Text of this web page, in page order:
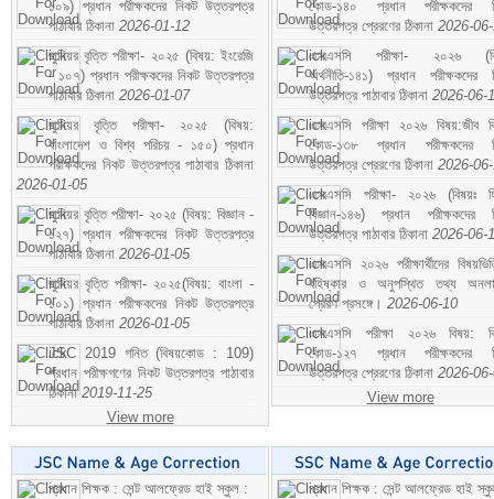
১০৯) প্রধান পরীক্ষকদের নিকট উত্তরপত্র
পাঠাবার ঠিকানা 2026-01-12
জুনিয়র বৃত্তি পরীক্ষা- ২০২৫ (বিষয়: ইংরেজি
- ১০৭) প্রধান পরীক্ষকদের নিকট উত্তরপত্র
পাঠাবার ঠিকানা 2026-01-07
জুনিয়র বৃত্তি পরীক্ষা- ২০২৫ (বিষয়:
বাংলাদেশ ও বিশ্ব পরিচয় - ১৫০) প্রধান
পরীক্ষকদের নিকট উত্তরপত্র পাঠাবার ঠিকানা
2026-01-05
জুনিয়র বৃত্তি পরীক্ষা- ২০২৫ (বিষয়: বিজ্ঞান -
১২৭) প্রধান পরীক্ষকদের নিকট উত্তরপত্র
পাঠাবার ঠিকানা 2026-01-05
জুনিয়র বৃত্তি পরীক্ষা- ২০২৫(বিষয়: বাংলা -
১০১) প্রধান পরীক্ষকদের নিকট উত্তরপত্র
পাঠাবার ঠিকানা 2026-01-05
JSC 2019 গনিত (বিষয়কোড : 109)
প্রধান পরীক্ষগণের নিকট উত্তরপত্র পাঠাবার
ঠিকানা2019-11-25
View more
কোড-১৪০ প্রধান পরীক্ষকদের
উত্তরপত্র প্রেরণের ঠিকানা 2026-
এসএসসি পরীক্ষা- ২০২৬
অর্থনীতি-১৪১) প্রধান পরীক্ষকদের
উত্তরপত্র পাঠাবার ঠিকানা 2026-06-
এসএসসি পরীক্ষা ২০২৬ বিষয়:জীব
কোড-১৩৮ প্রধান পরীক্ষকদের
উত্তরপত্র প্রেরণের ঠিকানা 2026-
এসএসসি পরীক্ষা- ২০২৬ (বিষয়ঃ
বিজ্ঞান-১৪৬) প্রধান পরীক্ষকদের
উত্তরপত্র পাঠাবার ঠিকানা 2026-06-
এসএসসি ২০২৬ পরীক্ষার্থীদের
বহিষ্কার ও অনুপস্থিত তথ্য
প্রেরণ প্রসঙ্গে। 2026-06-10
এসএসসি পরীক্ষা ২০২৬ বিষয়:
কোড-১২৭ প্রধান পরীক্ষকদের
উত্তরপত্র প্রেরণের ঠিকানা 2026-
View more
প্রধান শিক্ষক : সেন্ট আলফ্রেড হাই স্কুল :
প্রধান শিক্ষক : সেন্ট আলফ্রেড হাই